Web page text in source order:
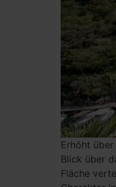
Erhöht
Blick über
Fläche